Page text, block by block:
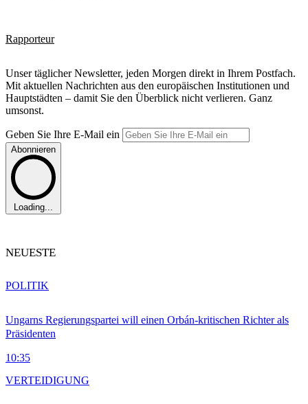
Rapporteur
Unser täglicher Newsletter, jeden Morgen direkt in Ihrem Postfach.
Mit aktuellen Nachrichten aus den europäischen Institutionen und
Hauptstädten – damit Sie den Überblick nicht verlieren. Ganz
umsonst.
Geben Sie Ihre E-Mail ein
Abonnieren
Loading...
NEUESTE
Ungarns Regierungspartei will einen Orbán-kritischen Richter als
Präsidenten
10:35
POLITIK
VERTEIDIGUNG